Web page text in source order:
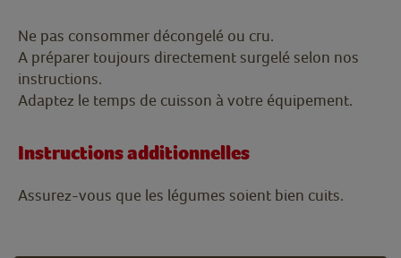
Ne pas consommer décongelé ou cru.
A préparer toujours directement surgelé selon nos
instructions.
Adaptez le temps de cuisson à votre équipement.
Instructions additionnelles
Assurez-vous que les légumes soient bien cuits.